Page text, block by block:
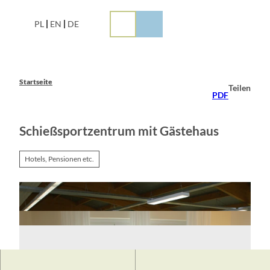
PL EN DE
Startseite
PDF
Teilen
Schießsportzentrum mit Gästehaus
Hotels, Pensionen etc.